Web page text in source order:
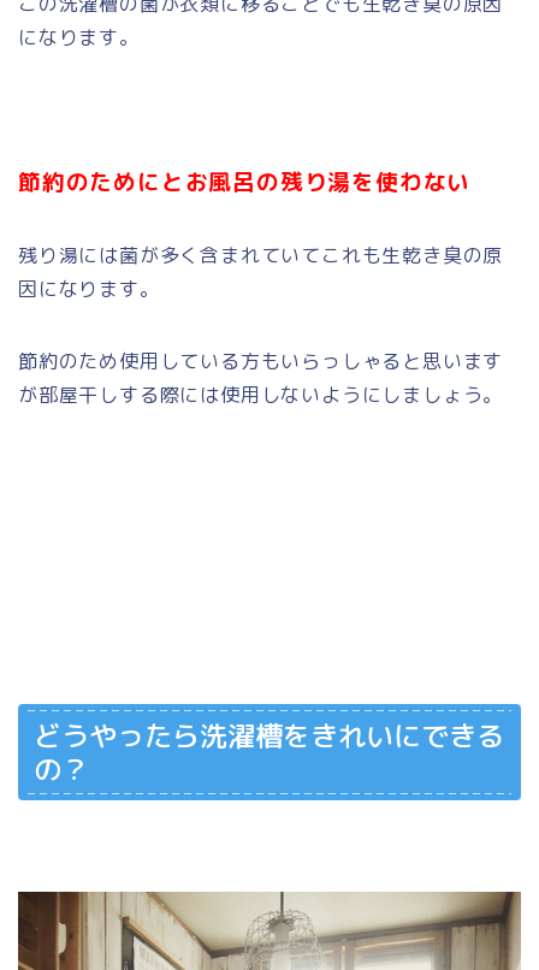
になります。
節約のためにとお風呂の残り湯を使わない
残り湯には菌が多く含まれていてこれも生乾き臭の原
因になります。
節約のため使用している方もいらっしゃると思います
が部屋干しする際には使用しないようにしましょう。
どうやったら洗濯槽をきれいにできる
の？